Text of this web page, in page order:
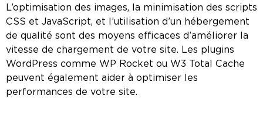
L’optimisation des images, la minimisation des scripts
CSS et JavaScript, et l’utilisation d’un hébergement
de qualité sont des moyens efficaces d’améliorer la
vitesse de chargement de votre site. Les plugins
WordPress comme WP Rocket ou W3 Total Cache
peuvent également aider à optimiser les
performances de votre site.